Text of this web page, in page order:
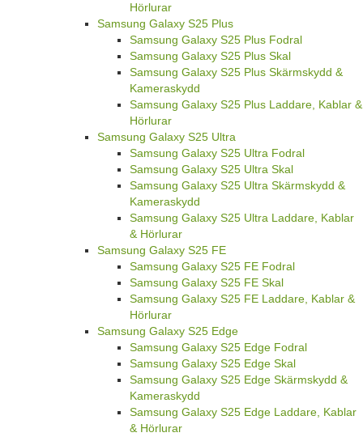
Hörlurar
Samsung Galaxy S25 Plus
Samsung Galaxy S25 Plus Fodral
Samsung Galaxy S25 Plus Skal
Samsung Galaxy S25 Plus Skärmskydd &
Kameraskydd
Samsung Galaxy S25 Plus Laddare, Kablar &
Hörlurar
Samsung Galaxy S25 Ultra
Samsung Galaxy S25 Ultra Fodral
Samsung Galaxy S25 Ultra Skal
Samsung Galaxy S25 Ultra Skärmskydd &
Kameraskydd
Samsung Galaxy S25 Ultra Laddare, Kablar
& Hörlurar
Samsung Galaxy S25 FE
Samsung Galaxy S25 FE Fodral
Samsung Galaxy S25 FE Skal
Samsung Galaxy S25 FE Laddare, Kablar &
Hörlurar
Samsung Galaxy S25 Edge
Samsung Galaxy S25 Edge Fodral
Samsung Galaxy S25 Edge Skal
Samsung Galaxy S25 Edge Skärmskydd &
Kameraskydd
Samsung Galaxy S25 Edge Laddare, Kablar
& Hörlurar